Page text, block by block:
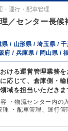
・運行・配車管理
／センター長候
県 / 山形県 / 埼玉県 /
府 / 兵庫県 / 岡山県 /
ける運営管理業務
応じて、倉庫側・
域を担当いただきま
・物流センター内の
理 ・配車管理、運行